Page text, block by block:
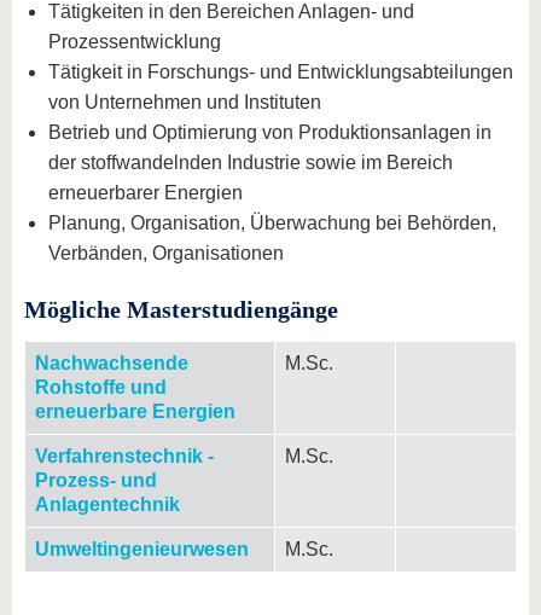
Tätigkeiten in den Bereichen Anlagen- und
Prozessentwicklung
Tätigkeit in Forschungs- und Entwicklungsabteilungen
von Unternehmen und Instituten
Betrieb und Optimierung von Produktionsanlagen in
der stoffwandelnden Industrie sowie im Bereich
erneuerbarer Energien
Planung, Organisation, Überwachung bei Behörden,
Verbänden, Organisationen
Mögliche Masterstudiengänge
Nachwachsende
Rohstoffe und
erneuerbare Energien
M.Sc.
Verfahrenstechnik -
Prozess- und
Anlagentechnik
M.Sc.
Umweltingenieurwesen M.Sc.